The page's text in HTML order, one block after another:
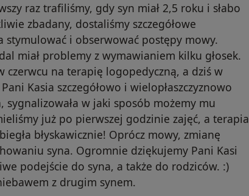
raz trafiliśmy, gdy syn miał 2,5 roku i słabo
zbadany, dostaliśmy szczegółowe
stymulować i obserwować postępy mowy.
miał problemy z wymawianiem kilku głosek.
czerwcu na terapię logopedyczną, a dziś w
Kasia szczegółowo i wielopłaszczyznowo
sygnalizowała w jaki sposób możemy mu
już po pierwszej godzinie zajęć, a terapia
błyskawicznie! Oprócz mowy, zmianę
syna. Ogromnie dziękujemy Pani Kasi
podejście do syna, a także do rodziców. :)
z drugim synem.